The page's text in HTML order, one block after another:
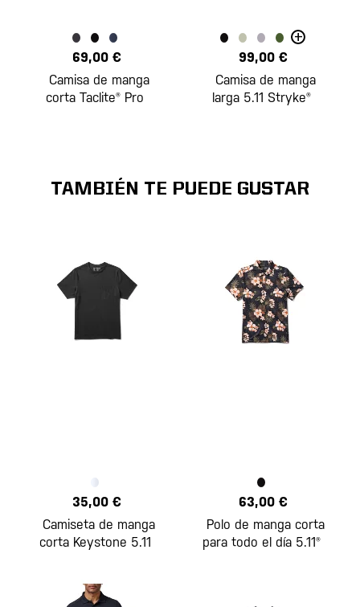
69,00 €
Camisa de manga
corta Taclite® Pro
+
99,00 €
Camisa de manga
larga 5.11 Stryke®
TAMBIÉN TE PUEDE GUSTAR
35,00 €
Camiseta de manga
corta Keystone 5.11
63,00 €
Polo de manga corta
para todo el día 5.11®